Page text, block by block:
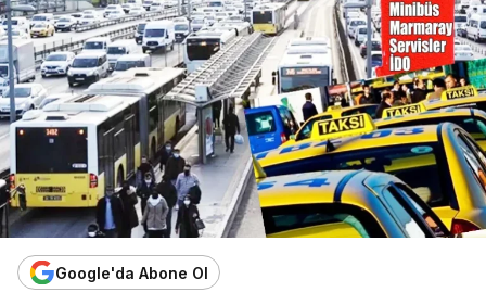
Google'da Abone Ol